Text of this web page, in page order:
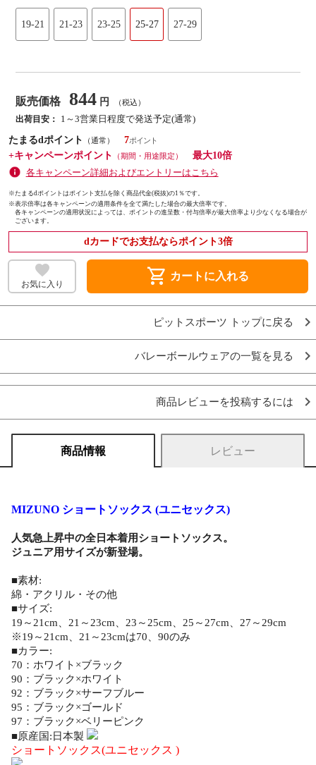
19-21 21-23 23-25 25-27 27-29
販売価格 844 円 （税込）
出荷目安：
1～3営業日程度で発送予定(通常)
たまるdポイント
（通常）
7
+キャンペーンポイント
（期間・用途限定）
最大10倍
各キャンペーン詳細およびエントリーはこちら
※たまるdポイントはポイント支払を除く商品代金(税抜)の1％です。
※表示倍率は各キャンペーンの適用条件を全て満たした場合の最大倍率です。
各キャンペーンの適用状況によっては、ポイントの進呈数・付与倍率が最大倍率より少なくなる場合が
ございます。
dカードでお支払ならポイント3倍
お気に入り shopping_cart カートに入れる
ピットスポーツ トップに戻る
バレーボールウェアの一覧を見る
商品レビューを投稿するには
商品情報 レビュー
MIZUNO ショートソックス (ユニセックス)
人気急上昇中の全日本着用ショートソックス。
ジュニア用サイズが新登場。
■素材:
綿・アクリル・その他
■サイズ:
19～21cm、21～23cm、23～25cm、25～27cm、27～29cm
※19～21cm、21～23cmは70、90のみ
■カラー:
70：ホワイト×ブラック
90：ブラック×ホワイト
92：ブラック×サーフブルー
95：ブラック×ゴールド
97：ブラック×ベリーピンク
■原産国:日本製
ショートソックス(ユニセックス )